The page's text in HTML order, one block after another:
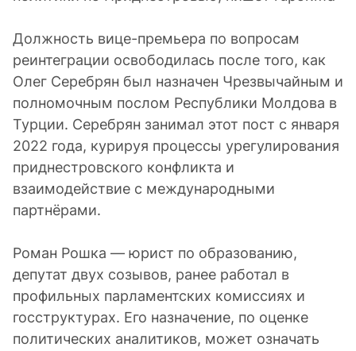
Должность вице-премьера по вопросам
реинтеграции освободилась после того, как
Олег Серебрян был назначен Чрезвычайным и
полномочным послом Республики Молдова в
Турции. Серебрян занимал этот пост с января
2022 года, курируя процессы урегулирования
приднестровского конфликта и
взаимодействие с международными
партнёрами.
Роман Рошка — юрист по образованию,
депутат двух созывов, ранее работал в
профильных парламентских комиссиях и
госструктурах. Его назначение, по оценке
политических аналитиков, может означать